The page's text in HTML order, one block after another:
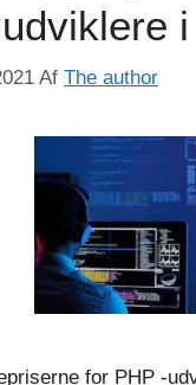
Af The author
for PHP -